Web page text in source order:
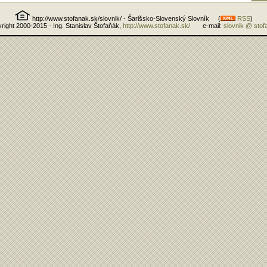
http://www.stofanak.sk/slovnik/ - Šarišsko-Slovenský Slovník ( RSS)
2000-2015 - Ing. Stanislav Štofaňák,
http://www.stofanak.sk/e-mail: slovnik @